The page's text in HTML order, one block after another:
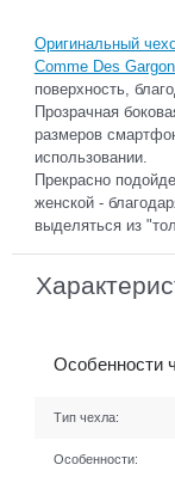
Оригинальный
Comme Des
поверхность,
Прозрачная
размеров
использовании.
Прекрасно
женской -
выделяться из
Особенности
Тип чехла:
Особенности: